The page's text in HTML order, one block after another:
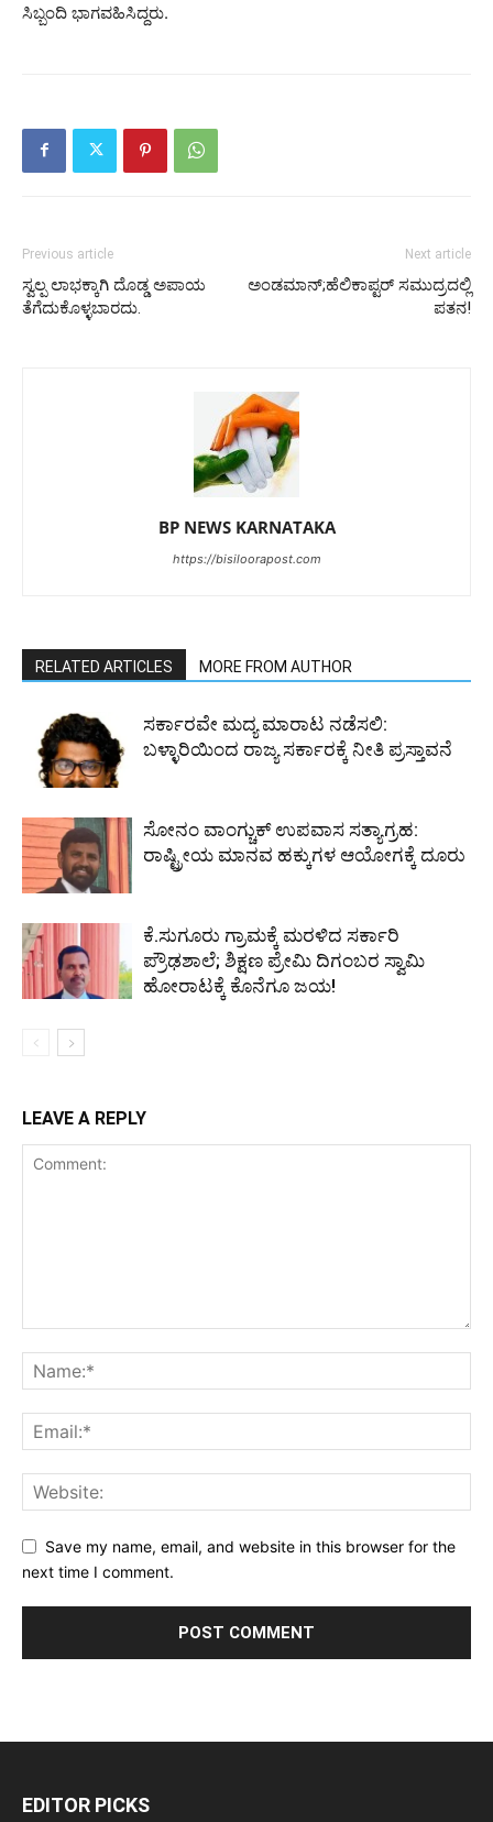
ಸಿಬ್ಬಂದಿ ಭಾಗವಹಿಸಿದ್ದರು.
Previous article
ಸ್ವಲ್ಪ ಲಾಭಕ್ಕಾಗಿ ದೊಡ್ಡ ಅಪಾಯ
ತೆಗೆದುಕೊಳ್ಳಬಾರದು.
Next article
ಅಂಡಮಾನ್‌;ಹೆಲಿಕಾಪ್ಟರ್ ಸಮುದ್ರದಲ್ಲಿ
ಪತನ!
BP NEWS KARNATAKA
https://bisiloorapost.com
RELATED ARTICLES MORE FROM AUTHOR
ಸರ್ಕಾರವೇ ಮದ್ಯ ಮಾರಾಟ ನಡೆಸಲಿ:
ಬಳ್ಳಾರಿಯಿಂದ ರಾಜ್ಯ ಸರ್ಕಾರಕ್ಕೆ ನೀತಿ ಪ್ರಸ್ತಾವನೆ
ಸೋನಂ ವಾಂಗ್ಚುಕ್ ಉಪವಾಸ ಸತ್ಯಾಗ್ರಹ:
ರಾಷ್ಟ್ರೀಯ ಮಾನವ ಹಕ್ಕುಗಳ ಆಯೋಗಕ್ಕೆ ದೂರು
ಕೆ.ಸುಗೂರು ಗ್ರಾಮಕ್ಕೆ ಮರಳಿದ ಸರ್ಕಾರಿ
ಪ್ರೌಢಶಾಲೆ; ಶಿಕ್ಷಣ ಪ್ರೇಮಿ ದಿಗಂಬರ ಸ್ವಾಮಿ
ಹೋರಾಟಕ್ಕೆ ಕೊನೆಗೂ ಜಯ!
LEAVE A REPLY
Save my name, email, and website in this browser for the
next time I comment.
EDITOR PICKS